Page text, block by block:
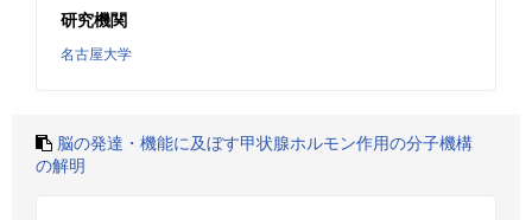
研究機関
名古屋大学
脳の発達・機能に及ぼす甲状腺ホルモン作用の分子機構
の解明